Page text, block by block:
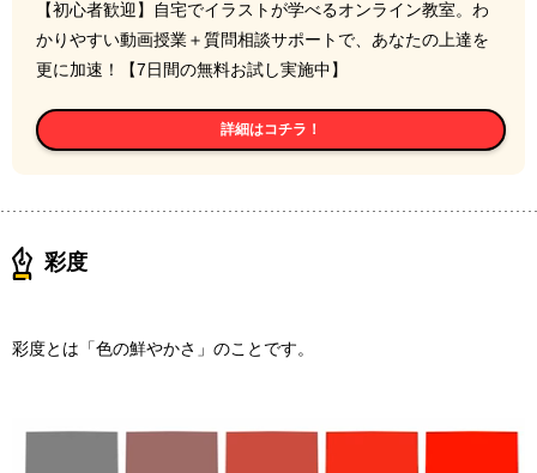
【初心者歓迎】自宅でイラストが学べるオンライン教室。わ
かりやすい動画授業＋質問相談サポートで、あなたの上達を
更に加速！【7日間の無料お試し実施中】
詳細はコチラ！
彩度
彩度とは「色の鮮やかさ」のことです。